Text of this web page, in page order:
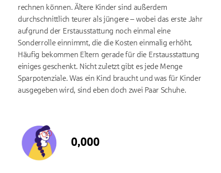
rechnen können. Ältere Kinder sind außerdem
durchschnittlich teurer als jüngere – wobei das erste Jahr
aufgrund der Erstausstattung noch einmal eine
Sonderrolle einnimmt, die die Kosten einmalig erhöht.
Häufig bekommen Eltern gerade für die Erstausstattung
einiges geschenkt. Nicht zuletzt gibt es jede Menge
Sparpotenziale. Was ein Kind braucht und was für Kinder
ausgegeben wird, sind eben doch zwei Paar Schuhe.
0,000